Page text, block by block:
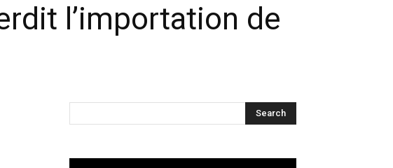
l’importation de